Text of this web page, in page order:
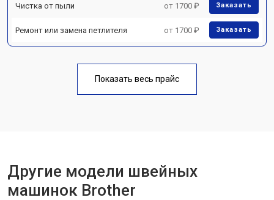
Чистка от пыли от 1700 ₽ Заказать
Ремонт или замена петлителя от 1700 ₽ Заказать
Показать весь прайс
Другие модели швейных
машинок Brother